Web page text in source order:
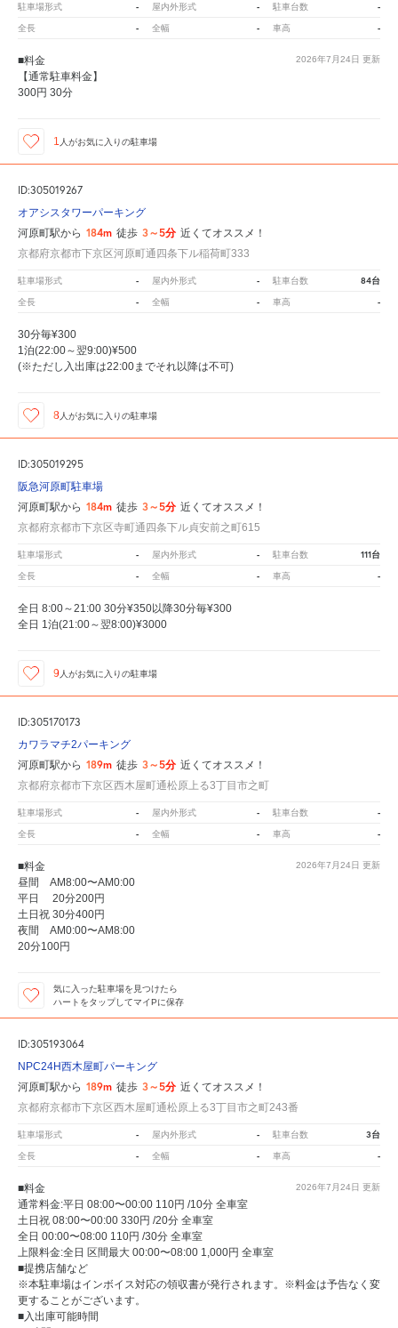
駐車場形式 - 屋内外形式 - 駐車台数 -
全長 - 全幅 - 車高 -
2026年7月24日 更新
■料金
【通常駐車料金】
300円 30分
1 人がお気に入りの駐車場
ID:305019267
オアシスタワーパーキング
河原町駅から 184m 徒歩 3～5分 近くてオススメ！
京都府京都市下京区河原町通四条下ル稲荷町333
駐車場形式 - 屋内外形式 - 駐車台数 84台
全長 - 全幅 - 車高 -
30分毎¥300
1泊(22:00～翌9:00)¥500
(※ただし入出庫は22:00までそれ以降は不可)
8人がお気に入りの駐車場
ID:305019295
阪急河原町駐車場
河原町駅から 184m 徒歩 3～5分 近くてオススメ！
京都府京都市下京区寺町通四条下ル貞安前之町615
駐車場形式 - 屋内外形式 - 駐車台数 111台
全長 - 全幅 - 車高 -
全日 8:00～21:00 30分¥350以降30分毎¥300
全日 1泊(21:00～翌8:00)¥3000
9人がお気に入りの駐車場
ID:305170173
カワラマチ2パーキング
河原町駅から 189m 徒歩 3～5分 近くてオススメ！
京都府京都市下京区西木屋町通松原上る3丁目市之町
駐車場形式 - 屋内外形式 - 駐車台数 -
全長 - 全幅 - 車高 -
2026年7月24日 更新
■料金
昼間 AM8:00〜AM0:00
平日 20分200円
土日祝 30分400円
夜間 AM0:00〜AM8:00
20分100円
気に入った駐車場を見つけたら
ハートをタップしてマイPに保存
ID:305193064
NPC24H西木屋町パーキング
河原町駅から 189m 徒歩 3～5分 近くてオススメ！
京都府京都市下京区西木屋町通松原上る3丁目市之町243番
駐車場形式 - 屋内外形式 - 駐車台数 3台
全長 - 全幅 - 車高 -
2026年7月24日 更新
■料金
通常料金:平日 08:00〜00:00 110円 /10分 全車室
土日祝 08:00〜00:00 330円 /20分 全車室
全日 00:00〜08:00 110円 /30分 全車室
上限料金:全日 区間最大 00:00〜08:00 1,000円 全車室
■提携店舗など
※本駐車場はインボイス対応の領収書が発行されます。※料金は予告なく変
更することがございます。
■入出庫可能時間